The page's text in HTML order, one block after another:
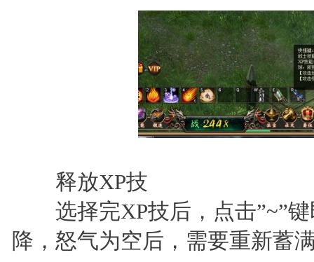
释放XP技
选择完XP技后，点击”~”键
降，怒气为空后，需要重新蓄